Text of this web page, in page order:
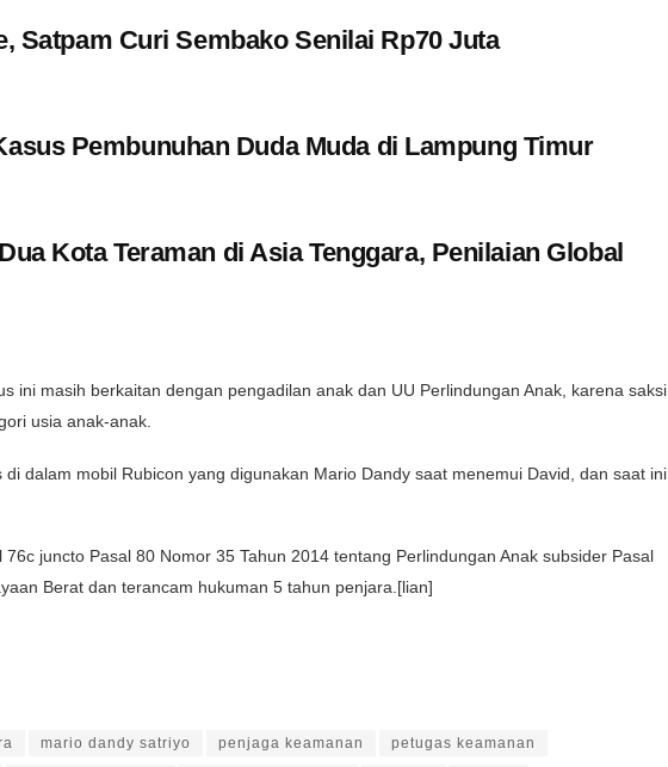
Satpam Curi Sembako Senilai Rp70 Juta
Pembunuhan Duda Muda di Lampung Timur
Kota Teraman di Asia Tenggara, Penilaian Global
ini masih berkaitan dengan pengadilan anak dan UU Perlindungan Anak, karena saksi
usia anak-anak.
dalam mobil Rubicon yang digunakan Mario Dandy saat menemui David, dan saat ini
juncto Pasal 80 Nomor 35 Tahun 2014 tentang Perlindungan Anak subsider Pasal
Berat dan terancam hukuman 5 tahun penjara.[lian]
mario dandy satriyo penjaga keamanan petugas keamanan